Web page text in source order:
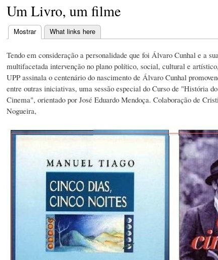
Um Livro, um filme
Separadores primários
Mostrar(separador ativo)
What links here
Tendo em consideração a personalidade que foi Álvaro Cunhal e a
multifacetada intervenção no plano político, social, cultural e
UPP assinala o centenário do nascimento de Álvaro Cunhal
entre outras iniciativas, uma sessão especial do Curso de "História do
Cinema", orientado por José Eduardo Mendoça. Colaboração de
Nogueira,